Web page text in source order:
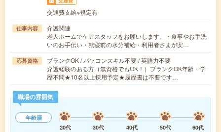
交通費支給※規定有
仕事内容
介護関連
老人ホームでケアスタッフをお願いします。・食事やお手洗
いのお手伝い・就寝前の水分補給・利用者さまが安…
応募資格
ブランクOK / パソコンスキル不要 / 英語力不要
介護経験のある方（無資格でもOK！）ブランクOK年齢・学
歴不問★10名以上採用予定★履歴書は不要です…
職場の雰囲気
年齢層
20代
30代 40代 50代
60代